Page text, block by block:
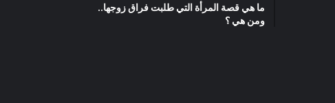
ما هي قصة المرأة التي طلبت فراق زوجها..
ومن هي ؟